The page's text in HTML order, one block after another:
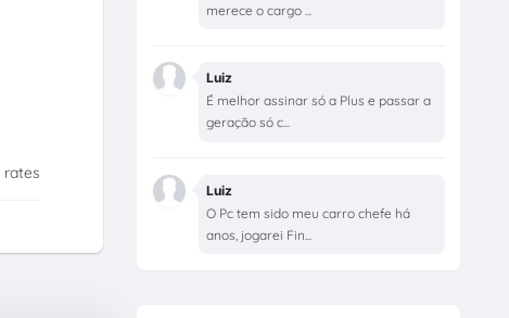
rates
merece o cargo ...
Luiz
É melhor assinar só a Plus e passar a
geração só c...
Luiz
O Pc tem sido meu carro chefe há
anos, jogarei Fin...